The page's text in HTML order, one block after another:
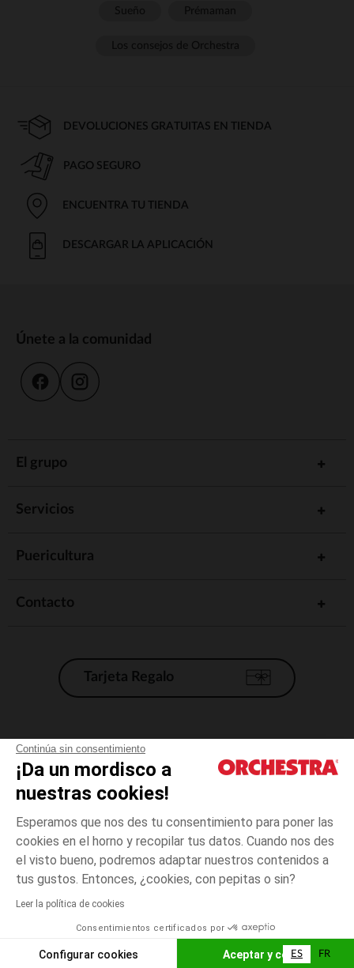
Continúa sin consentimiento
¡Da un mordisco a
nuestras cookies!
Esperamos que nos des tu consentimiento para poner las
cookies en el horno y recopilar tus datos. Cuando nos des
el visto bueno, podremos adaptar nuestros contenidos a
tus gustos. Entonces, ¿cookies, con pepitas o sin?
Leer la política de cookies
Consentimientos certificados por
Configurar cookies Aceptar y cerrar
Crudo
1
El pago medidante
ELIGE UNA TALLA
DEVOLUCIONES GRATUITAS EN TIENDA
PAGO SEGURO
ENCUENTRA TU TIENDA
DESCARGAR LA APLICACIÓN
Únete a la comunidad
El grupo
Servicios
Puericultura
Contacto
Tarjeta Regalo
Condiciones generales de venta
Aviso Legal
*Condiciones de las ofertas actuales
Gestión de las cookies
Accesibilidad: no conforme
Orchestra adhiere al código de ética de la Federación Francesa de comercio
electrónico y venta a distancia (FEVAD) y al sistema de mediación de
ES FR